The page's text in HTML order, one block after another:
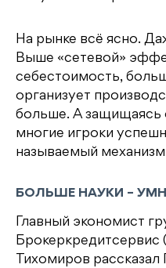
На рынке всё ясно.
Выше «сетевой»
себестоимость,
организует
больше. А защищаясь
многие игроки
называемый
БОЛЬШЕ НАУКИ –
Главный экономист
Тихомиров рассказал